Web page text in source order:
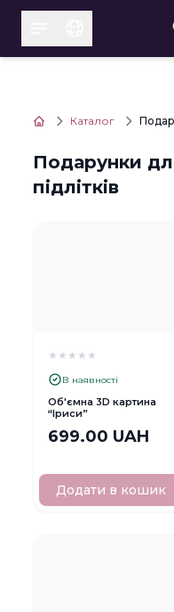
Каталог
Подарунки
підлітків
★ ★ ★ ★ ★
В наявності
Об'ємна 3D картина
“Іриси”
699.00 UAH
Додати в кошик